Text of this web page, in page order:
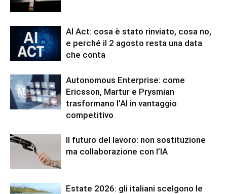
AI Act: cosa è stato rinviato, cosa no,
e perché il 2 agosto resta una data
che conta
Autonomous Enterprise: come
Ericsson, Martur e Prysmian
trasformano l’AI in vantaggio
competitivo
Il futuro del lavoro: non sostituzione
ma collaborazione con l’IA
Estate 2026: gli italiani scelgono le